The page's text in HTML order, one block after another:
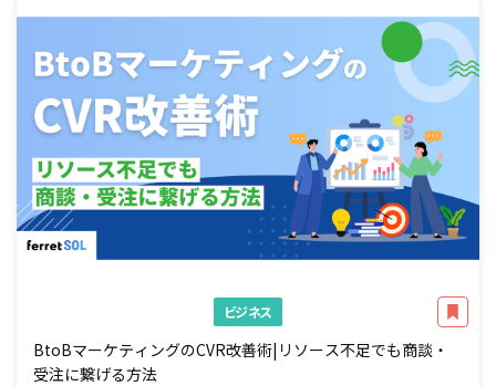
ビジネス
BtoBマーケティングのCVR改善術|リソース不足でも商談・
受注に繋げる方法